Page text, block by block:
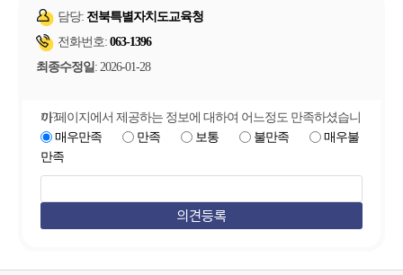
담당: 전북특별자치도교육청
전화번호: 063-1396
최종수정일: 2026-01-28
이 페이지에서 제공하는 정보에 대하여 어느정도 만족하셨습니까?
매우만족
만족 보통 불만족
매우불
만족